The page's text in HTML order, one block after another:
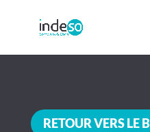
RETOUR VERS LE